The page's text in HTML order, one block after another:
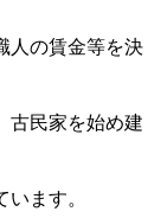
人の賃金等を決
古民家を始め建
ます。